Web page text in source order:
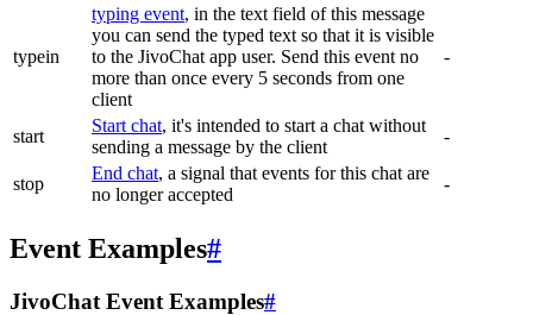
typein
typing event, in the text field of this message
you can send the typed text so that it is visible
to the JivoChat app user. Send this event no
more than once every 5 seconds from one
client
-
start
Start chat, it's intended to start a chat without
sending a message by the client
-
stop
End chat, a signal that events for this chat are
no longer accepted
-
Event Examples#
JivoChat Event Examples#